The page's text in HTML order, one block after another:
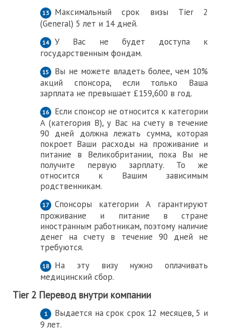
Максимальный срок визы Tier 2
(General) 5 лет и 14 дней.
У Вас не будет доступа к
государственным фондам.
Вы не можете владеть более, чем 10%
акций спонсора, если только Ваша
зарплата не превышает £159,600 в год.
Если спонсор не относится к категории
А (категория В), у Вас на счету в течение
90 дней должна лежать сумма, которая
покроет Ваши расходы на проживание и
питание в Великобритании, пока Вы не
получите первую зарплату. То же
относится к Вашим зависимым
родственникам.
Спонсоры категории А гарантируют
проживание и питание в стране
иностранным работникам, поэтому наличие
денег на счету в течение 90 дней не
требуются.
На эту визу нужно оплачивать
медицинский сбор.
Tier 2 Перевод внутри компании
Выдается на срок срок 12 месяцев, 5 и
9 лет.